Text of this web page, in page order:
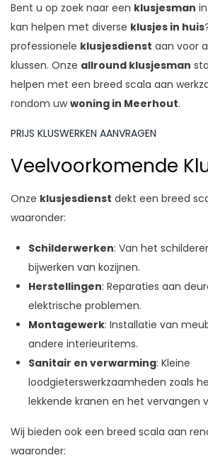
Bent u op zoek naar een klusjesman in
kan helpen met diverse klusjes in huis
professionele klusjesdienst aan voor
klussen. Onze allround klusjesman
helpen met een breed scala aan
rondom uwwoning in Meerhout.
PRIJS KLUSWERKEN AANVRAGEN
Veelvoorkomende
Onze klusjesdienst dekt een breed
waaronder:
Schilderwerken: Van het
bijwerken van kozijnen.
Herstellingen: Reparaties aan
elektrische problemen.
Montagewerk: Installatie van
andere interieuritems.
Sanitair en verwarming: Kleine
loodgieterswerkzaamheden zoals
lekkende kranen en het vervangen
Wij bieden ook een breed scala aan
waaronder: